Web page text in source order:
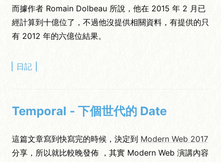
而據作者 Romain Dolbeau 所說，他在 2015 年 2 月已
經計算到十億位了，不過他沒提供相關資料，有提供的只
有 2012 年的六億位結果。
日記
Temporal - 下個世代的 Date
這篇文章寫到快寫完的時候，決定到 Modern Web 2017
分享，所以就比較晚發佈 ，其實 Modern Web 演講內容